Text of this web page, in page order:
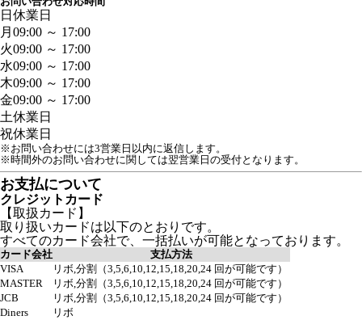
日 休業日
月 09:00 ～ 17:00
火09:00 ～ 17:00
水09:00 ～ 17:00
木09:00 ～ 17:00
金09:00 ～ 17:00
土休業日
祝休業日
※お問い合わせには3営業日以内に返信します。
※時間外のお問い合わせに関しては翌営業日の受付となります。
お支払について
クレジットカード
【取扱カード】
取り扱いカードは以下のとおりです。
すべてのカード会社で、一括払いが可能となっております。
カード会社
支払方法
VISA
リボ,分割（3,5,6,10,12,15,18,20,24 回が可能です）
MASTER
リボ,分割（3,5,6,10,12,15,18,20,24 回が可能です）
JCB
リボ,分割（3,5,6,10,12,15,18,20,24 回が可能です）
Diners
リボ